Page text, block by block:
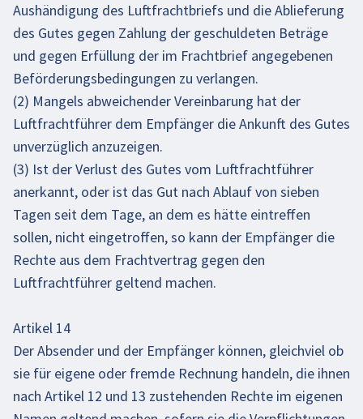
Aushändigung des Luftfrachtbriefs und die Ablieferung
des Gutes gegen Zahlung der geschuldeten Beträge
und gegen Erfüllung der im Frachtbrief angegebenen
Beförderungsbedingungen zu verlangen.
(2) Mangels abweichender Vereinbarung hat der
Luftfrachtführer dem Empfänger die Ankunft des Gutes
unverzüglich anzuzeigen.
(3) Ist der Verlust des Gutes vom Luftfrachtführer
anerkannt, oder ist das Gut nach Ablauf von sieben
Tagen seit dem Tage, an dem es hätte eintreffen
sollen, nicht eingetroffen, so kann der Empfänger die
Rechte aus dem Frachtvertrag gegen den
Luftfrachtführer geltend machen.
Artikel 14
Der Absender und der Empfänger können, gleichviel ob
sie für eigene oder fremde Rechnung handeln, die ihnen
nach Artikel 12 und 13 zustehenden Rechte im eigenen